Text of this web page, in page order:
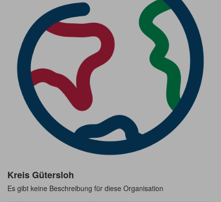
Kreis Gütersloh
Es gibt keine Beschreibung für diese Organisation